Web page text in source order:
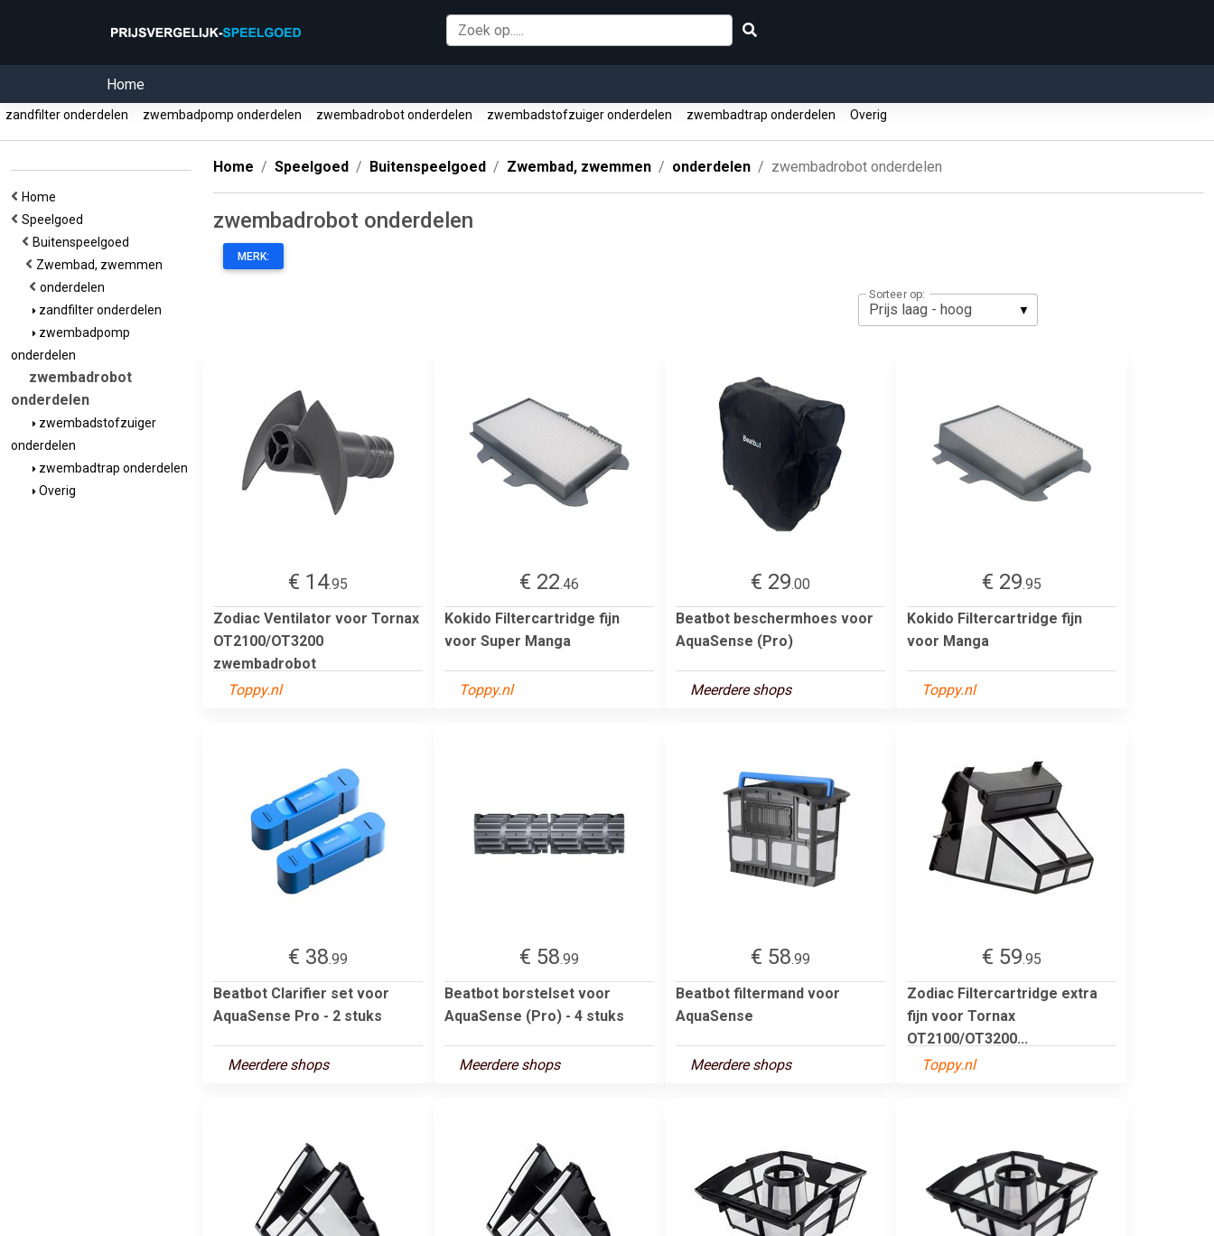
Home
zandfilter onderdelen zwembadpomp onderdelen zwembadrobot onderdelen zwembadstofzuiger onderdelen zwembadtrap onderdelen Overig
Home
Speelgoed
Buitenspeelgoed
Zwembad, zwemmen
onderdelen
zandfilter onderdelen
zwembadpomp
onderdelen
zwembadrobot
onderdelen
zwembadstofzuiger
onderdelen
zwembadtrap onderdelen
Overig
Home Speelgoed Buitenspeelgoed Zwembad, zwemmen onderdelen zwembadrobot onderdelen
zwembadrobot onderdelen
MERK:
Sorteer op:
€ 14.95
Zodiac Ventilator voor Tornax
OT2100/OT3200
zwembadrobot
Toppy.nl
€ 22.46
Kokido Filtercartridge fijn
voor Super Manga
Toppy.nl
€ 29.00
Beatbot beschermhoes voor
AquaSense (Pro)
Meerdere shops
€ 29.95
Kokido Filtercartridge fijn
voor Manga
Toppy.nl
€ 38.99
Beatbot Clarifier set voor
AquaSense Pro - 2 stuks
Meerdere shops
€ 58.99
Beatbot borstelset voor
AquaSense (Pro) - 4 stuks
Meerdere shops
€ 58.99
Beatbot filtermand voor
AquaSense
Meerdere shops
€ 59.95
Zodiac Filtercartridge extra
fijn voor Tornax
OT2100/OT3200...
Toppy.nl